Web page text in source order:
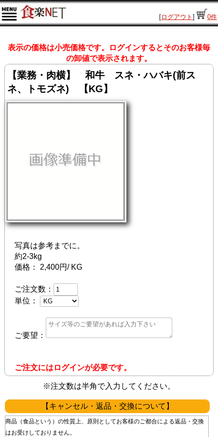
[ログアウト ] 0件
表示の価格は小売価格です。ログインするとそのお客様毎
の卸値で表示されます。
【業務・肉横】 和牛 スネ・ハバキ(前ス
ネ、トモズネ) 【KG】
写真は参考までに。
約2-3kg
価格： 2,400円/ KG
ご注文数：
単位：
ご要望：
ご注文にはログインが必要です。
※注文数は半角で入力してください。
【キャンセル・返品・交換について】
商品（食品という）の性質上、原則としてお客様のご都合による返品・交換
はお受けしておりません。